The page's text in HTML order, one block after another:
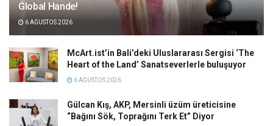
Global Hande!
6 AĞUSTOS 2026
McArt.ist’in Bali’deki Uluslararası Sergisi ‘The
Heart of the Land’ Sanatseverlerle buluşuyor
6 AĞUSTOS 2026
Gülcan Kış, AKP, Mersinli üzüm üreticisine
“Bağını Sök, Toprağını Terk Et” Diyor